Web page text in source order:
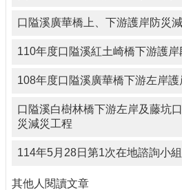
口隘溪廣華橋上、下游護岸防災
110年度口隘溪紅土崎橋下游護
108年度口隘溪廣華橋下游左岸
口隘溪白樹林橋下游左岸及藤坑
災減災工程
114年5月28日第1次在地諮詢小
其他人閱讀文章